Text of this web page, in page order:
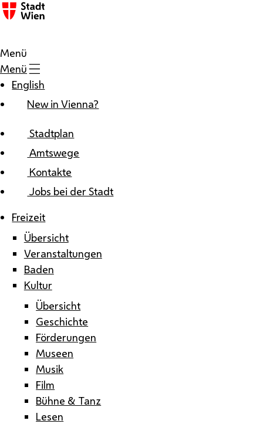
Zum Inhalt
Menü
Menü
English
New in Vienna?
Stadtplan
Amtswege
Kontakte
Jobs bei der Stadt
Freizeit
Übersicht
Veranstaltungen
Baden
Kultur
Übersicht
Geschichte
Förderungen
Museen
Musik
Film
Bühne & Tanz
Lesen